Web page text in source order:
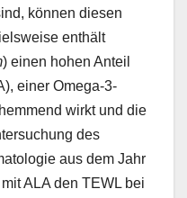
können diesen
enthält
) einen hohen Anteil
einer Omega-3-
wirkt und die
des
aus dem Jahr
ALA den TEWL bei